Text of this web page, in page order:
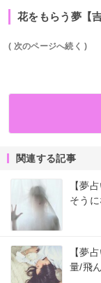
花をもらう夢【吉
( 次のページへ続く )
関連する記事
【夢
そう
【夢
量/飛